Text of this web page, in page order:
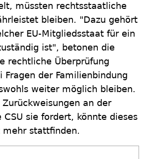
müssten rechtsstaatliche
bleiben. "Dazu gehört
EU-Mitgliedsstaat für ein
ist", betonen die
rechtliche Überprüfung
Fragen der Familienbindung
weiter möglich bleiben.
an der
CSU sie fordert, könnte dieses
mehr stattfinden.